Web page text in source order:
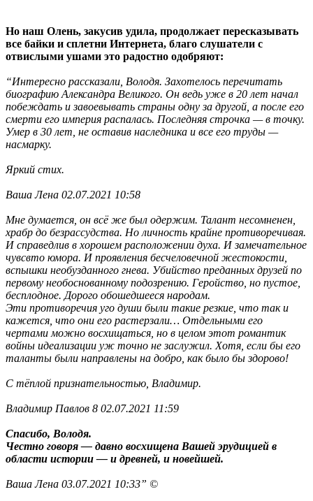
Но наш Олень, закусив удила, продолжает пересказывать
все байки и сплетни Интернета, благо слушатели с
отвислыми ушами это радостно одобряют:
“Интересно рассказали, Володя. Захотелось перечитать
биографию Александра Великого. Он ведь уже в 20 лет начал
побеждать и завоевывать страны одну за другой, а после его
смерти его империя распалась. Последняя строчка — в точку.
Умер в 30 лет, не оставив наследника и все его труды —
насмарку.
Яркий стих.
Ваша Лена 02.07.2021 10:58
Мне думается, он всё же был одержим. Талант несомненен,
храбр до безрассудства. Но личность крайне противоречивая.
И справедлив в хорошем расположении духа. И замечательное
чувсвто юмора. И проявления бесчеловечной жестокости,
вспышки необузданного гнева. Убийство преданных друзей по
первому необоснованному подозрению. Геройство, но пустое,
бесплодное. Дорого обошедшееся народам.
Эти противоречия уго души были такие резкие, что так и
кажется, что они его растерзали… Отдельными его
чертами можно восхищаться, но в целом этот романтик
войны идеализации уж точно не заслужил. Хотя, если бы его
таланты были направлены на добро, как было бы здорово!
С тёплой признательностью, Владимир.
Владимир Павлов 8 02.07.2021 11:59
Спасибо, Володя.
Честно говоря — давно восхищена Вашей эрудицией в
области истории — и древней, и новейшей.
Ваша Лена 03.07.2021 10:33” ©